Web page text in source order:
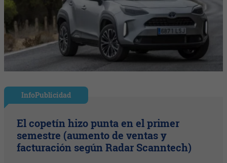
InfoPublicidad
El copetín hizo punta en el primer
semestre (aumento de ventas y
facturación según Radar Scanntech)